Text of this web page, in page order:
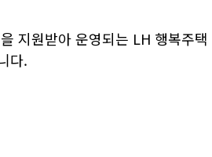
지원받아 운영되는 LH 행복주택
다.